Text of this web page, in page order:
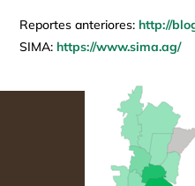
Reportes anteriores: http://
SIMA: https://www.sima.ag/